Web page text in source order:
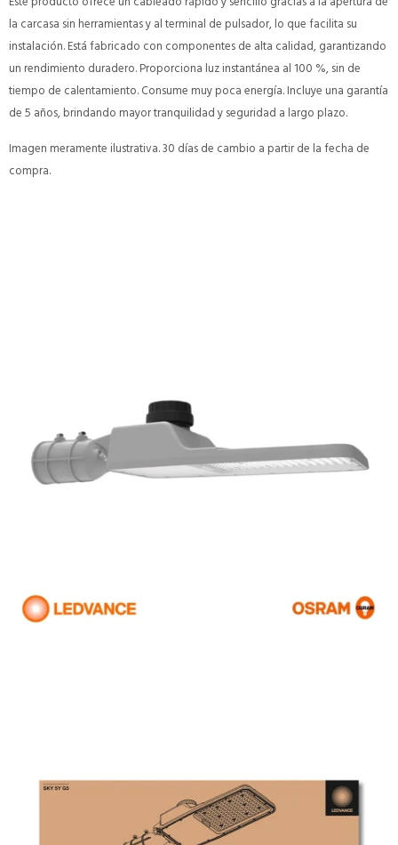
la carcasa sin herramientas y al terminal de pulsador, lo que facilita su
instalación. Está fabricado con componentes de alta calidad, garantizando
un rendimiento duradero. Proporciona luz instantánea al 100 %, sin de
tiempo de calentamiento. Consume muy poca energía. Incluye una garantía
de 5 años, brindando mayor tranquilidad y seguridad a largo plazo.
Imagen meramente ilustrativa. 30 días de cambio a partir de la fecha de
compra.